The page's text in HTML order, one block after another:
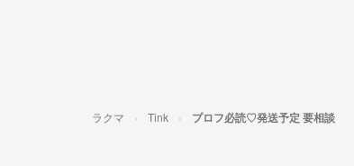
ラクマ Tink プロフ必読♡発送予定 要相談